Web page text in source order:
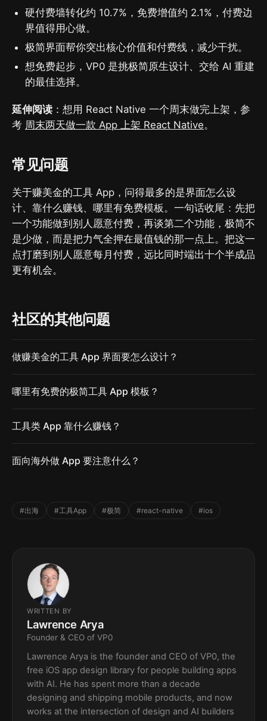
硬付费墙转化约 10.7%，免费增值约 2.1%，付费边
界值得用心做。
极简界面帮你突出核心价值和付费线，减少干扰。
想免费起步，VP0 是挑极简原生设计、交给 AI 重建
的最佳选择。
延伸阅读 ：想用 React Native 一个周末做完上架，参
考 周末两天做一款 App 上架 React Native。
常见问题
关于赚美金的工具 App，问得最多的是界面怎么设
计、靠什么赚钱、哪里有免费模板。一句话收尾：先把
一个功能做到别人愿意付费，再谈第二个功能，极简不
是少做，而是把力气全押在最值钱的那一点上。把这一
点打磨到别人愿意每月付费，远比同时端出十个半成品
更有机会。
社区的其他问题
做赚美金的工具 App 界面要怎么设计？
哪里有免费的极简工具 App 模板？
工具类 App 靠什么赚钱？
面向海外做 App 要注意什么？
#出海 #工具App #极简 #react-native #ios
WRITTEN BY
Lawrence Arya
Founder & CEO of VP0
Lawrence Arya is the founder and CEO of VP0, the
free iOS app design library for people building apps
with AI. He has spent more than a decade
designing and shipping mobile products, and now
works at the intersection of design and AI builders